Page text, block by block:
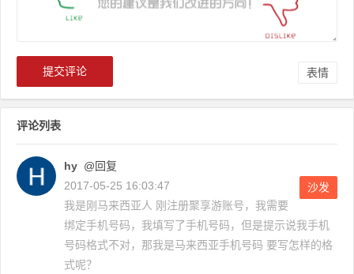
表情
评论列表
hy @回复
2017-05-25 16:03:47
沙发
我是刚马来西亚人 刚注册聚享游账号，我需要
绑定手机号码，我填写了手机号码，但是提示说我手机
号码格式不对，那我是马来西亚手机号码 要写怎样的格
式呢？